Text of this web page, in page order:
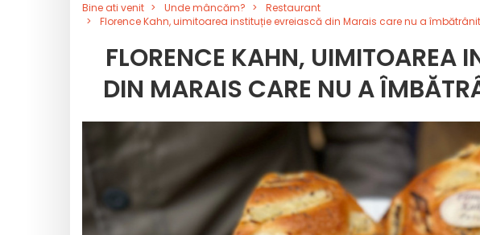
Bine ati venit Unde mâncăm?
Restaurant
Florence Kahn, uimitoarea instituție evreiască din Marais care nu a
FLORENCE KAHN, UIMITOAREA
DIN MARAIS CARE NU A